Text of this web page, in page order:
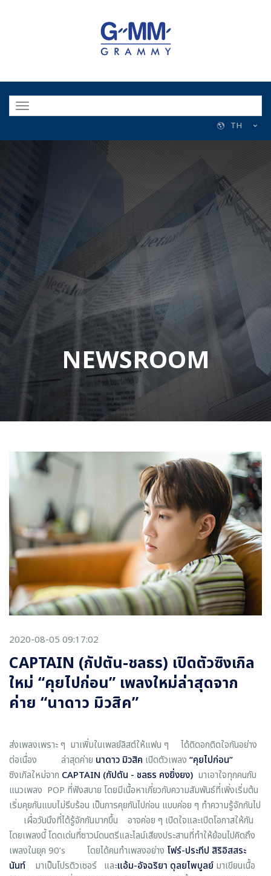
TH
NEWSROOM
2020-08-05 09:17:02
CAPTAIN (กัปตัน-ชลธร) เปิดตัวซิงเกิล
ใหม่ “คุยไปก่อน” เพลงใหม่ล่าสุดจาก
ค่าย “นาดาว มิวสิค”
ส่งเพลงเพราะ ๆ มาเพิ่มในเพลย์ลิสต์ให้แฟน ๆ ได้ติดอกติดใจกันอย่าง
ต่อเนื่อง ล่าสุดค่าย นาดาว มิวสิค เปิดตัวเพลง “คุยไปก่อน”
ซิงเกิลใหม่จาก CAPTAIN (กัปตัน - ชลธร คงยิ่งยง) มาเอาใจทุกคนกับ
แนวเพลง POP ที่ฟังสบาย โดยมีเนื้อหาเกี่ยวกับความสัมพันธ์ที่เพิ่งเริ่มต้น
เริ่มคุยกันแบบไม่รีบร้อน เป็นการคุยกันไปก่อน แบบค่อย ๆ ทำความรู้จักกันไป
เผื่อวันนึงที่ได้รู้จักกันมากขึ้น อาจค่อย ๆ เปิดใจและเปิดโอกาสให้กัน
โดยเพลงนี้ โดดเด่นที่ซาวน์ดนตรีและไลน์เสียงประสานที่ทำให้ย้อนไปคิดถึง
เพลงในยุค 90’s โดยได้คนทำเพลงอย่าง โฟร์-ประทีป สิริอิสสระ
นันท์ มาเป็นโปรดิวเซอร์ และแอ้ม-อัจฉริยา ดุลยไพบูลย์ มาเขียนเนื้อ